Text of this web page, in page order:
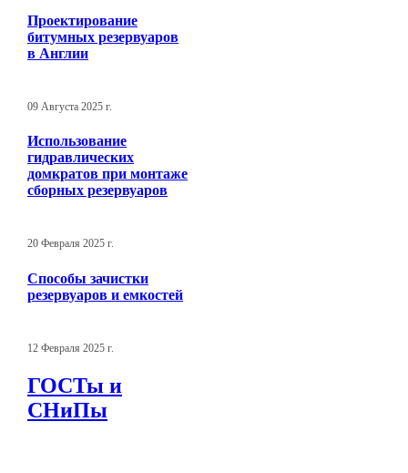
Проектирование
битумных резервуаров
в Англии
09 Августа 2025 г.
Использование
гидравлических
домкратов при монтаже
сборных резервуаров
20 Февраля 2025 г.
Способы зачистки
резервуаров и емкостей
12 Февраля 2025 г.
ГОСТы и
СНиПы